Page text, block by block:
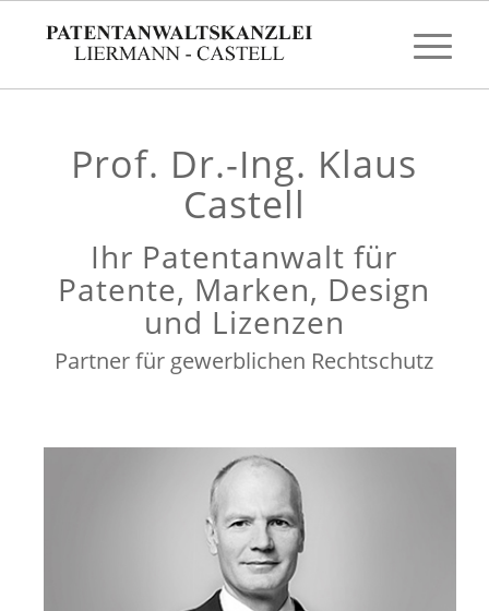
Prof. Dr.-Ing. Klaus
Castell
Ihr Patentanwalt für
Patente, Marken, Design
und Lizenzen
Partner für gewerblichen Rechtschutz